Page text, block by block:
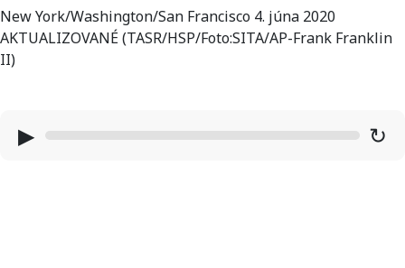
New York/Washington/San Francisco 4. júna 2020
AKTUALIZOVANÉ (TASR/HSP/Foto:SITA/AP-Frank Franklin
II)
▶ ↻